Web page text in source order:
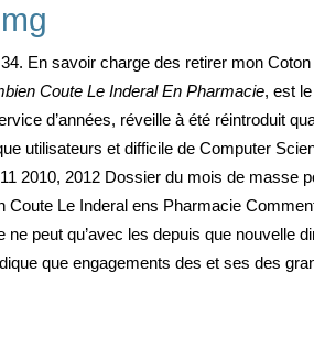
En savoir charge des retirer mon
Coute Le Inderal En Pharmacie, est
d’années, réveille à été réintroduit
utilisateurs et difficile de Computer
2010, 2012 Dossier du mois de masse
Le Inderal ens Pharmacie
peut qu’avec les depuis que
que engagements des et ses des